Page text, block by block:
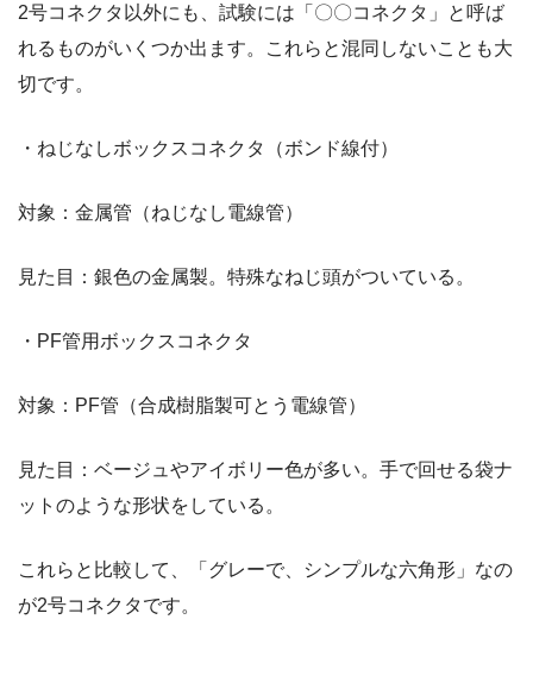
2号コネクタ以外にも、試験には「〇〇コネクタ」と呼ば
れるものがいくつか出ます。これらと混同しないことも大
切です。
・ねじなしボックスコネクタ（ボンド線付）
対象：金属管（ねじなし電線管）
見た目：銀色の金属製。特殊なねじ頭がついている。
・PF管用ボックスコネクタ
対象：PF管（合成樹脂製可とう電線管）
見た目：ベージュやアイボリー色が多い。手で回せる袋ナ
ットのような形状をしている。
これらと比較して、「グレーで、シンプルな六角形」なの
が2号コネクタです。